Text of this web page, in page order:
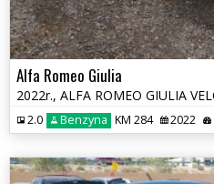
Alfa Romeo Giulia
2.0 Benzyna KM 284 2022